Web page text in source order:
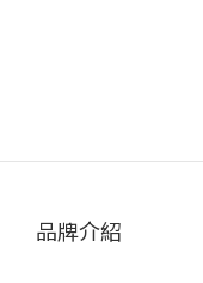
品牌介紹